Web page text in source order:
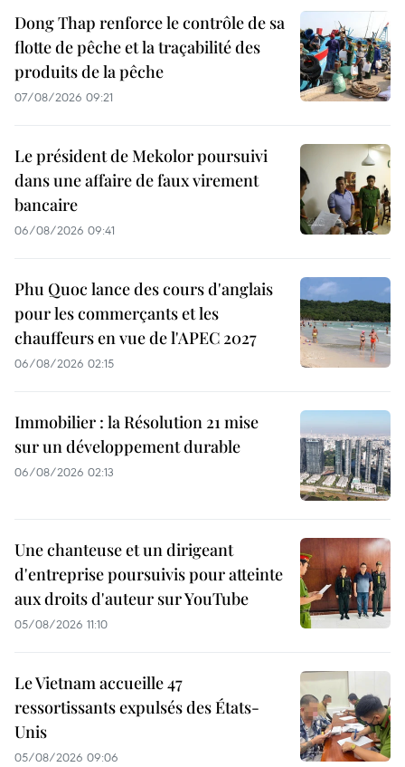
Dong Thap renforce le contrôle de sa
flotte de pêche et la traçabilité des
produits de la pêche
07/08/2026 09:21
Le président de Mekolor poursuivi
dans une affaire de faux virement
bancaire
06/08/2026 09:41
Phu Quoc lance des cours d'anglais
pour les commerçants et les
chauffeurs en vue de l'APEC 2027
06/08/2026 02:15
Immobilier : la Résolution 21 mise
sur un développement durable
06/08/2026 02:13
Une chanteuse et un dirigeant
d'entreprise poursuivis pour atteinte
aux droits d'auteur sur YouTube
05/08/2026 11:10
Le Vietnam accueille 47
ressortissants expulsés des États-
Unis
05/08/2026 09:06